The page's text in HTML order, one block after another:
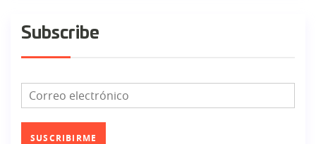
Subscribe
SUSCRIBIRME